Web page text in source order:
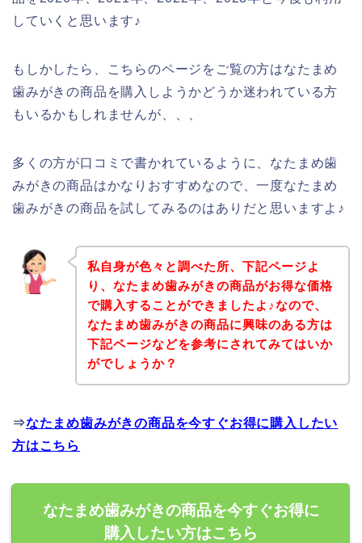
していくと思います♪
もしかしたら、こちらのページをご覧の方はなたまめ
歯みがきの商品を購入しようかどうか迷われている方
もいるかもしれませんが、、、
多くの方が口コミで書かれているように、なたまめ歯
みがきの商品はかなりおすすめなので、一度なたまめ
歯みがきの商品を試してみるのはありだと思いますよ♪
私自身が色々と調べた所、下記ページよ
り、なたまめ歯みがきの商品がお得な価格
で購入することができましたよ♪なので、
なたまめ歯みがきの商品に興味のある方は
下記ページなどを参考にされてみてはいか
がでしょうか？
⇒なたまめ歯みがきの商品を今すぐお得に購入したい
方はこちら
なたまめ歯みがきの商品を今すぐお得に
購入したい方はこちら